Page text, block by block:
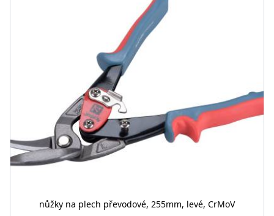
nůžky na plech převodové, 255mm, levé, CrMoV